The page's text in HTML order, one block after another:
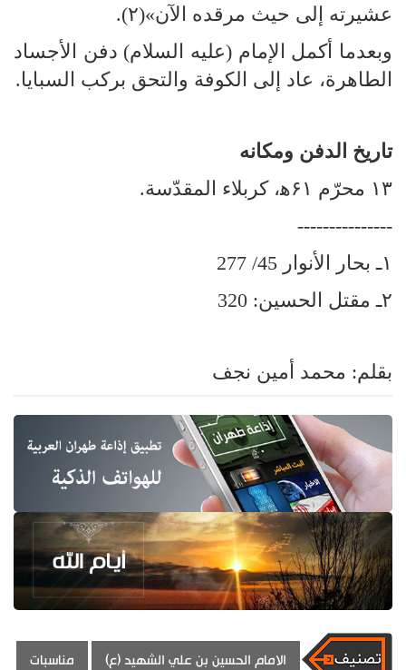
عشيرته إلى حيث مرقده الآن»(۲).
وبعدما أكمل الإمام (عليه السلام) دفن الأجساد
الطاهرة، عاد إلى الكوفة والتحق بركب السبايا.
تاريخ الدفن ومكانه
۱۳ محرّم ۶۱ﻫ، كربلاء المقدّسة.
---------------
۱ـ بحار الأنوار 45/ 277
۲ـ مقتل الحسين: 320
بقلم: محمد أمين نجف
الامام الحسين بن علي الشهيد (ع) مناسبات